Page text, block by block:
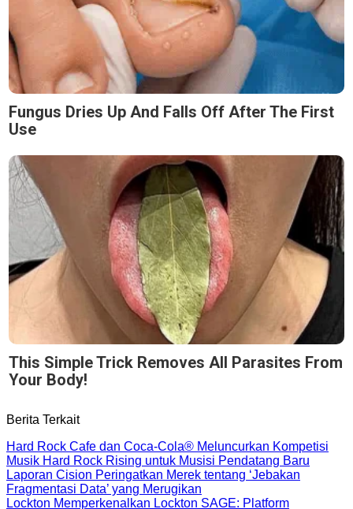
Fungus Dries Up And Falls Off After The First
Use
This Simple Trick Removes All Parasites From
Your Body!
Berita Terkait
Hard Rock Cafe dan Coca-Cola® Meluncurkan Kompetisi
Musik Hard Rock Rising untuk Musisi Pendatang Baru
Laporan Cision Peringatkan Merek tentang ‘Jebakan
Fragmentasi Data’ yang Merugikan
Lockton Memperkenalkan Lockton SAGE: Platform